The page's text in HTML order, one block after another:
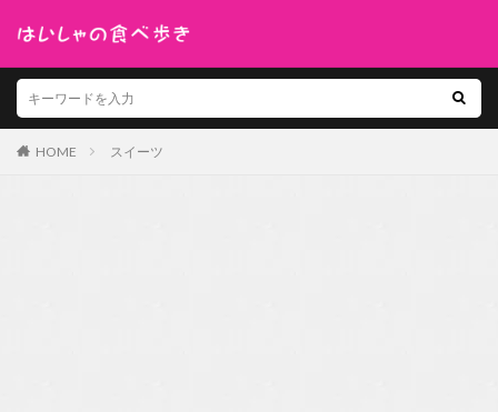
HOME スイーツ